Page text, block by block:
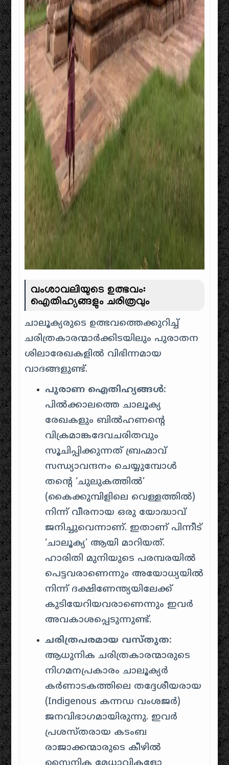
വംശാവലിയുടെ ഉത്ഭവം:
ഐതിഹ്യങ്ങളും ചരിത്രവും
ചാലൂക്യരുടെ ഉത്ഭവത്തെക്കുറിച്ച്
ചരിത്രകാരന്മാർക്കിടയിലും പുരാതന
ശിലാരേഖകളിൽ വിഭിന്നമായ
വാദങ്ങളുണ്ട്.
പുരാണ ഐതിഹ്യങ്ങൾ:
പിൽക്കാലത്തെ ചാലൂക്യ
രേഖകളും ബിൽഹണന്റെ
വിക്രമാങ്കദേവചരിതവും
സൂചിപ്പിക്കുന്നത് ബ്രഹ്മാവ്
സന്ധ്യാവന്ദനം ചെയ്യുമ്പോൾ
തന്റെ ‘ചുലുകത്തിൽ’
(കൈക്കുമ്പിളിലെ വെള്ളത്തിൽ)
നിന്ന് വീരനായ ഒരു യോദ്ധാവ്
ജനിച്ചുവെന്നാണ്. ഇതാണ് പിന്നീട്
‘ചാലൂക്യ’ ആയി മാറിയത്.
ഹാരിതി മുനിയുടെ പരമ്പരയിൽ
പെട്ടവരാണെന്നും അയോധ്യയിൽ
നിന്ന് ദക്ഷിണേന്ത്യയിലേക്ക്
കുടിയേറിയവരാണെന്നും ഇവർ
അവകാശപ്പെടുന്നുണ്ട്.
ചരിത്രപരമായ വസ്‌തുത:
ആധുനിക ചരിത്രകാരന്മാരുടെ
നിഗമനപ്രകാരം ചാലൂക്യർ
കർണാടകത്തിലെ തദ്ദേശീയരായ
(Indigenous കന്നഡ വംശജർ)
ജനവിഭാഗമായിരുന്നു. ഇവർ
പ്രശസ്തരായ കടംബ
രാജാക്കന്മാരുടെ കീഴിൽ